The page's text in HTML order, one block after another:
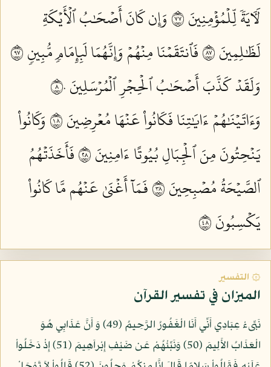
لَأٓيَةٗ لِّلۡمُؤۡمِنِينَ ٧٧
وَإِن كَانَ أَصۡحَٰبُ ٱلۡأَيۡكَةِ
لَظَٰلِمِينَ ٧٨
فَٱنتَقَمۡنَا مِنۡهُمۡ وَإِنَّهُمَا لَبِإِمَامٖ مُّبِينٖ ٧٩
وَلَقَدۡ كَذَّبَ أَصۡحَٰبُ ٱلۡحِجۡرِ ٱلۡمُرۡسَلِينَ ٨٠
وَءَاتَيۡنَٰهُمۡ ءَايَٰتِنَا فَكَانُواْ عَنۡهَا مُعۡرِضِينَ ٨١
وَكَانُواْ
يَنۡحِتُونَ مِنَ ٱلۡجِبَالِ بُيُوتًا ءَامِنِينَ ٨٢
فَأَخَذَتۡهُمُ
ٱلصَّيۡحَةُ مُصۡبِحِينَ ٨٣
فَمَآ أَغۡنَىٰ عَنۡهُم مَّا كَانُواْ
يَكۡسِبُونَ ٨٤
۞ التفسير
الميزان في تفسير القرآن
نَبِّىءْ عِبَادِي أَنِّي أَنَا الْغَفُورُ الرَّحِيمُ (49) وَ أَنَّ عَذَابِي هُوَ
الْعَذَابُ الأَلِيمَ (50) وَنَبِّئْهُمْ عَن ضَيْفِ إِبْراَهِيمَ (51) إِذْ دَخَلُواْ